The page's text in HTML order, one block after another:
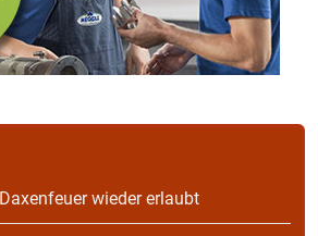
Daxenfeuer wieder erlaubt